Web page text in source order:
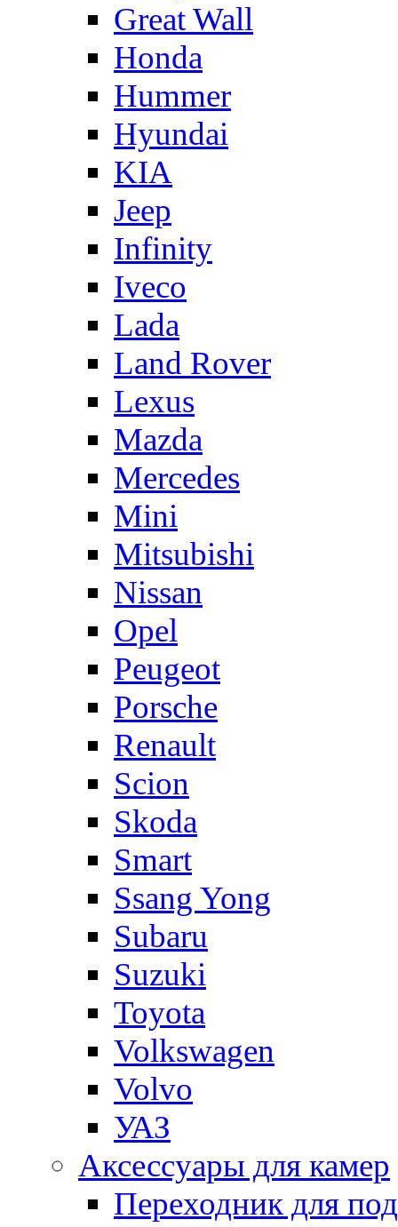
Great Wall
Honda
Hummer
Hyundai
KIA
Jeep
Infinity
Iveco
Lada
Land Rover
Lexus
Mazda
Mercedes
Mini
Mitsubishi
Nissan
Opel
Peugeot
Porsche
Renault
Scion
Skoda
Smart
Ssang Yong
Subaru
Suzuki
Toyota
Volkswagen
Volvo
УАЗ
Аксессуары для камер
Переходник для